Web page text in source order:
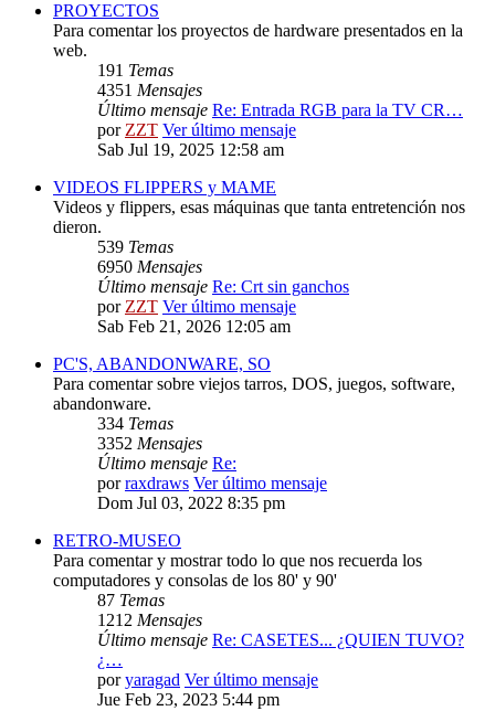
PROYECTOS
Para comentar los proyectos de hardware presentados en la
web.
191 Temas
4351 Mensajes
Último mensaje Re: Entrada RGB para la TV CR…
porZZT Ver último mensaje
Sab Jul 19, 2025 12:58 am
VIDEOS FLIPPERS y MAME
Videos y flippers, esas máquinas que tanta entretención nos
dieron.
539 Temas
6950 Mensajes
Último mensaje Re: Crt sin ganchos
porZZT Ver último mensaje
Sab Feb 21, 2026 12:05 am
PC'S, ABANDONWARE, SO
Para comentar sobre viejos tarros, DOS, juegos, software,
abandonware.
334 Temas
3352 Mensajes
Último mensaje Re:
porraxdraws Ver último mensaje
Dom Jul 03, 2022 8:35 pm
RETRO-MUSEO
Para comentar y mostrar todo lo que nos recuerda los
computadores y consolas de los 80' y 90'
87 Temas
1212 Mensajes
Último mensaje Re: CASETES... ¿QUIEN TUVO?
¿…
poryaragad Ver último mensaje
Jue Feb 23, 2023 5:44 pm